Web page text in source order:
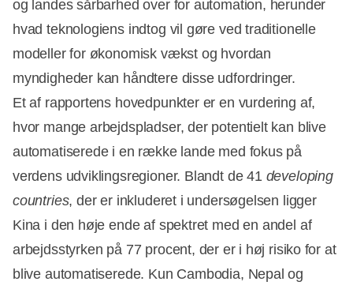
og landes sårbarhed over for automation, herunder
hvad teknologiens indtog vil gøre ved traditionelle
modeller for økonomisk vækst og hvordan
myndigheder kan håndtere disse udfordringer.
Et af rapportens hovedpunkter er en vurdering af,
hvor mange arbejdspladser, der potentielt kan blive
automatiserede i en række lande med fokus på
verdens udviklingsregioner. Blandt de 41 developing
countries, der er inkluderet i undersøgelsen ligger
Kina i den høje ende af spektret med en andel af
arbejdsstyrken på 77 procent, der er i høj risiko for at
blive automatiserede. Kun Cambodia, Nepal og